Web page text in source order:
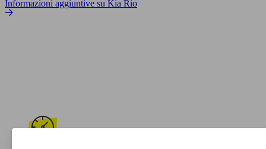
Informazioni aggiuntive su Kia Rio